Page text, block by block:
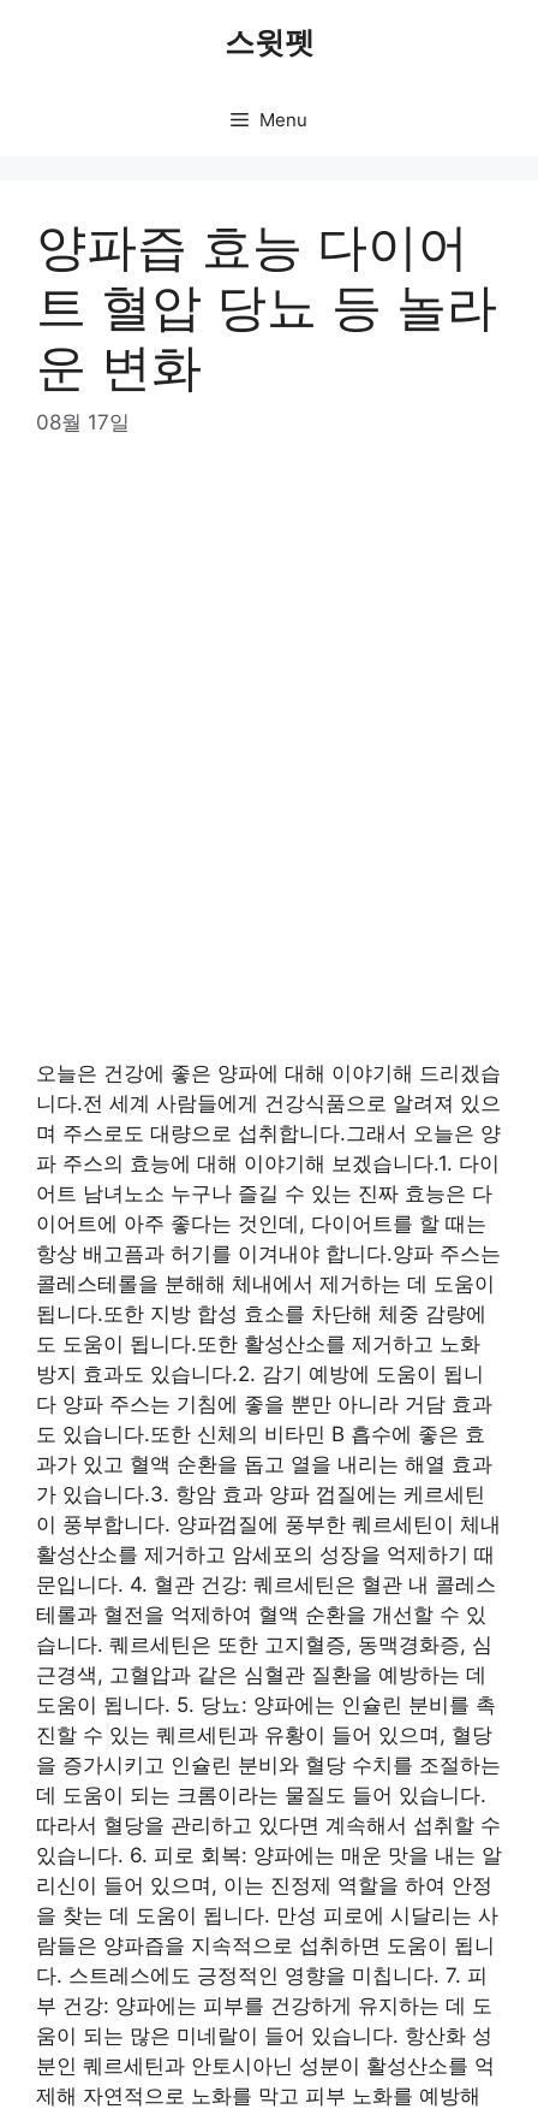
스윗펫
Menu
양파즙 효능 다이어
트 혈압 당뇨 등 놀라
운 변화
08월 17일
오늘은 건강에 좋은 양파에 대해 이야기해 드리겠습
니다.전 세계 사람들에게 건강식품으로 알려져 있으
며 주스로도 대량으로 섭취합니다.그래서 오늘은 양
파 주스의 효능에 대해 이야기해 보겠습니다.1. 다이
어트 남녀노소 누구나 즐길 수 있는 진짜 효능은 다
이어트에 아주 좋다는 것인데, 다이어트를 할 때는
항상 배고픔과 허기를 이겨내야 합니다.양파 주스는
콜레스테롤을 분해해 체내에서 제거하는 데 도움이
됩니다.또한 지방 합성 효소를 차단해 체중 감량에
도 도움이 됩니다.또한 활성산소를 제거하고 노화
방지 효과도 있습니다.2. 감기 예방에 도움이 됩니
다 양파 주스는 기침에 좋을 뿐만 아니라 거담 효과
도 있습니다.또한 신체의 비타민 B 흡수에 좋은 효
과가 있고 혈액 순환을 돕고 열을 내리는 해열 효과
가 있습니다.3. 항암 효과 양파 껍질에는 케르세틴
이 풍부합니다. 양파껍질에 풍부한 퀘르세틴이 체내
활성산소를 제거하고 암세포의 성장을 억제하기 때
문입니다. 4. 혈관 건강: 퀘르세틴은 혈관 내 콜레스
테롤과 혈전을 억제하여 혈액 순환을 개선할 수 있
습니다. 퀘르세틴은 또한 고지혈증, 동맥경화증, 심
근경색, 고혈압과 같은 심혈관 질환을 예방하는 데
도움이 됩니다. 5. 당뇨: 양파에는 인슐린 분비를 촉
진할 수 있는 퀘르세틴과 유황이 들어 있으며, 혈당
을 증가시키고 인슐린 분비와 혈당 수치를 조절하는
데 도움이 되는 크롬이라는 물질도 들어 있습니다.
따라서 혈당을 관리하고 있다면 계속해서 섭취할 수
있습니다. 6. 피로 회복: 양파에는 매운 맛을 내는 알
리신이 들어 있으며, 이는 진정제 역할을 하여 안정
을 찾는 데 도움이 됩니다. 만성 피로에 시달리는 사
람들은 양파즙을 지속적으로 섭취하면 도움이 됩니
다. 스트레스에도 긍정적인 영향을 미칩니다. 7. 피
부 건강: 양파에는 피부를 건강하게 유지하는 데 도
움이 되는 많은 미네랄이 들어 있습니다. 항산화 성
분인 퀘르세틴과 안토시아닌 성분이 활성산소를 억
제해 자연적으로 노화를 막고 피부 노화를 예방해